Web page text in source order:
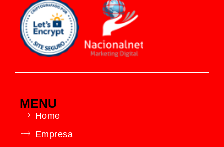
MENU
Home
Empresa